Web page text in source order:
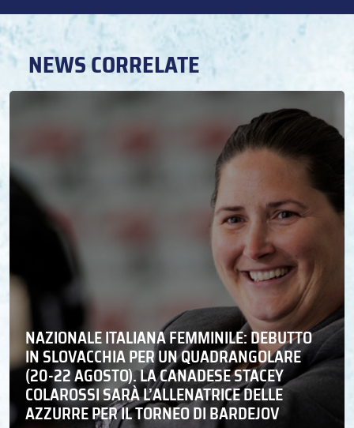
NEWS CORRELATE
NAZIONALE ITALIANA FEMMINILE: DEBUTTO
IN SLOVACCHIA PER UN QUADRANGOLARE
(20-22 AGOSTO). LA CANADESE STACEY
COLAROSSI SARÀ L’ALLENATRICE DELLE
AZZURRE PER IL TORNEO DI BARDEJOV